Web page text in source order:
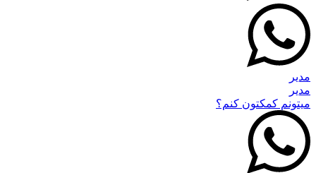
مدیر
مدیر
میتونم کمکتون کنم؟